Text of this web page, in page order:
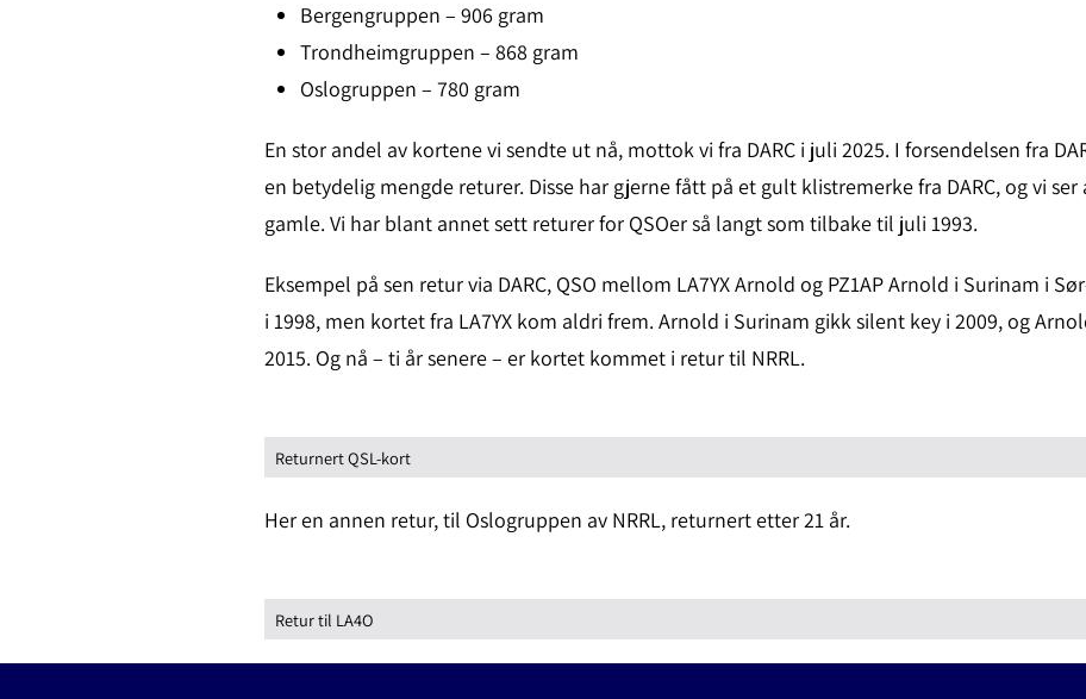
Bergengruppen – 906 gram
Trondheimgruppen – 868 gram
Oslogruppen – 780 gram
En stor andel av kortene vi sendte ut nå, mottok vi fra DARC i juli 2025. I forsendelsen fra
en betydelig mengde returer. Disse har gjerne fått på et gult klistremerke fra DARC, og vi
gamle. Vi har blant annet sett returer for QSOer så langt som tilbake til juli 1993.
Eksempel på sen retur via DARC, QSO mellom LA7YX Arnold og PZ1AP Arnold i Surinam i
i 1998, men kortet fra LA7YX kom aldri frem. Arnold i Surinam gikk silent key i 2009, og
2015. Og nå – ti år senere – er kortet kommet i retur til NRRL.
Returnert QSL-kort
Her en annen retur, til Oslogruppen av NRRL, returnert etter 21 år.
Retur til LA4O